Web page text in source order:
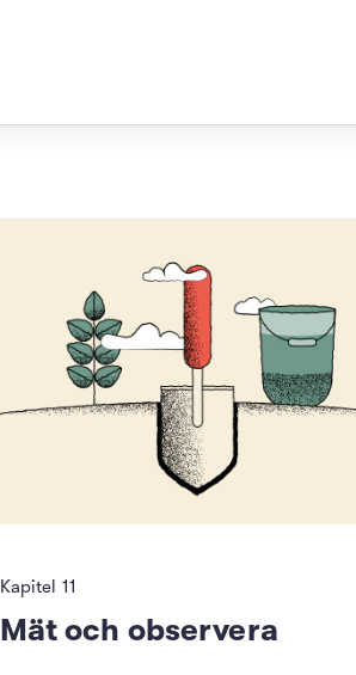
Kapitel 11
Mät och observera